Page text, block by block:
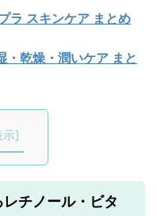
ラ スキンケア まとめ
乾燥・潤いケア まと
示]
チノール・ビタ